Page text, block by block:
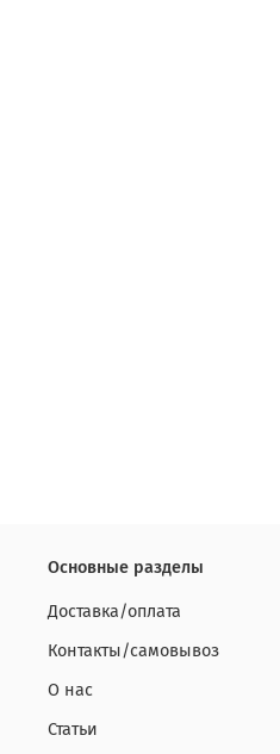
Основные разделы
Доставка/оплата
Контакты/самовывоз
О нас
Статьи